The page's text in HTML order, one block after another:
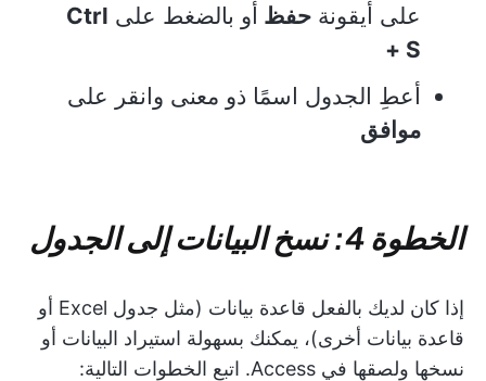
على أيقونة حفظ أو بالضغط على Ctrl
+ S
أعطِ الجدول اسمًا ذو معنى وانقر على
موافق
الخطوة 4: نسخ البيانات إلى الجدول
إذا كان لديك بالفعل قاعدة بيانات (مثل جدول Excel أو
قاعدة بيانات أخرى)، يمكنك بسهولة استيراد البيانات أو
نسخها ولصقها في Access. اتبع الخطوات التالية: